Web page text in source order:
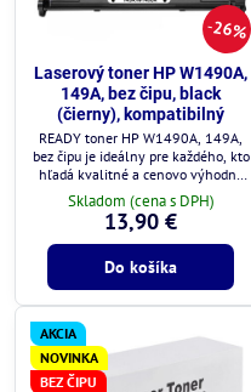
26%
Laserový toner HP W1490A,
149A, bez čipu, black
(čierny), kompatibilný
READY toner HP W1490A, 149A,
bez čipu je ideálny pre každého, kto
hľadá kvalitné a cenovo výhodné
riešenie.
Skladom (cena s DPH)
13,90 €
Do košíka
AKCIA
NOVINKA
BEZ ČIPU